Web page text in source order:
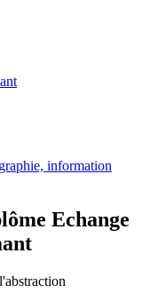
information
Echange